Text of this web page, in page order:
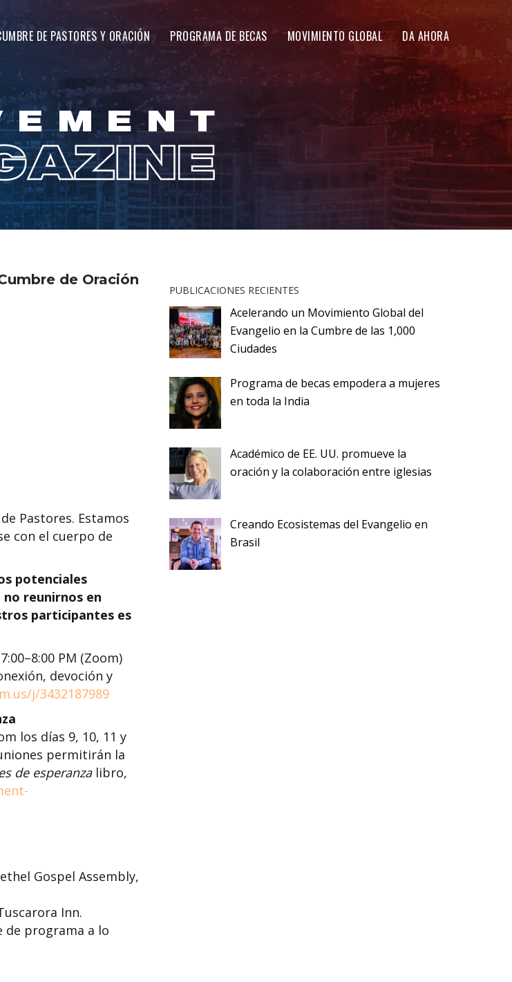
DE PASTORES Y ORACIÓN PROGRAMA DE BECAS MOVIMIENTO GLOBAL DA AHORA
de Oración
Pastores. Estamos
con el cuerpo de
potenciales
reunirnos en
participantes es
PM (Zoom)
devoción y
j/3432187989
los días 9, 10, 11 y
permitirán la
de esperanzalibro,
Gospel Assembly,
Inn.
de programa a lo
PUBLICACIONES RECIENTES
Acelerando un Movimiento Global del
Evangelio en la Cumbre de las 1,000
Ciudades
Programa de becas empodera a mujeres
en toda la India
Académico de EE. UU. promueve la
oración y la colaboración entre iglesias
Creando Ecosistemas del Evangelio en
Brasil